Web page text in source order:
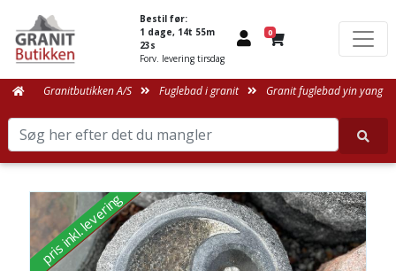
pris inkl. levering
Bestil før:
1 dage, 14t 55m
23s
Forv. levering tirsdag
0
Granitbutikken A/S Fuglebad i granit Granit fuglebad yin yang